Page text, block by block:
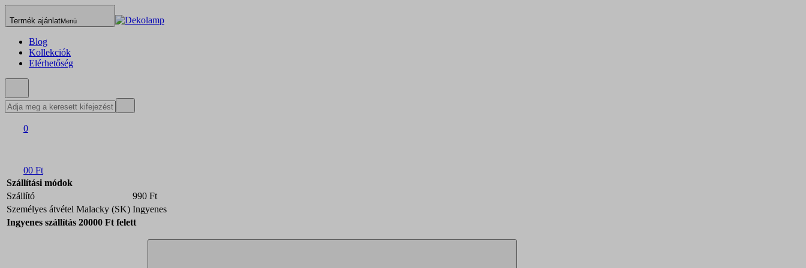
Termék ajánlatMenü
Blog
Kollekciók
Elérhetőség
0
00 Ft
Szállítási módok
Szállító
990 Ft
Személyes átvétel Malacky (SK) Ingyenes
Ingyenes szállítás 20000 Ft felett